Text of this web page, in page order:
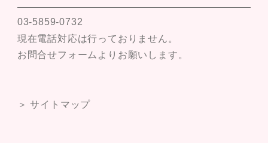
03-5859-0732
現在電話対応は行っておりません。
お問合せフォームよりお願いします。
＞ サイトマップ